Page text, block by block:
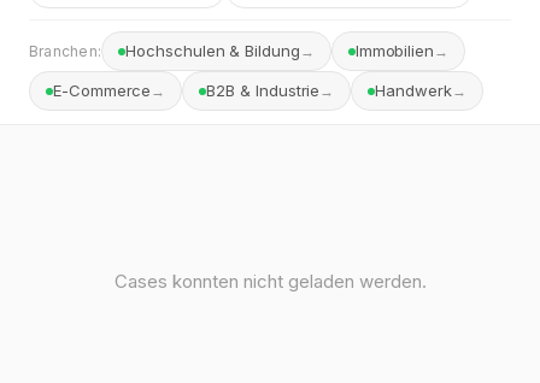
Branchen: Hochschulen & Bildung → Immobilien →
E-Commerce → B2B & Industrie → Handwerk→
Cases konnten nicht geladen werden.